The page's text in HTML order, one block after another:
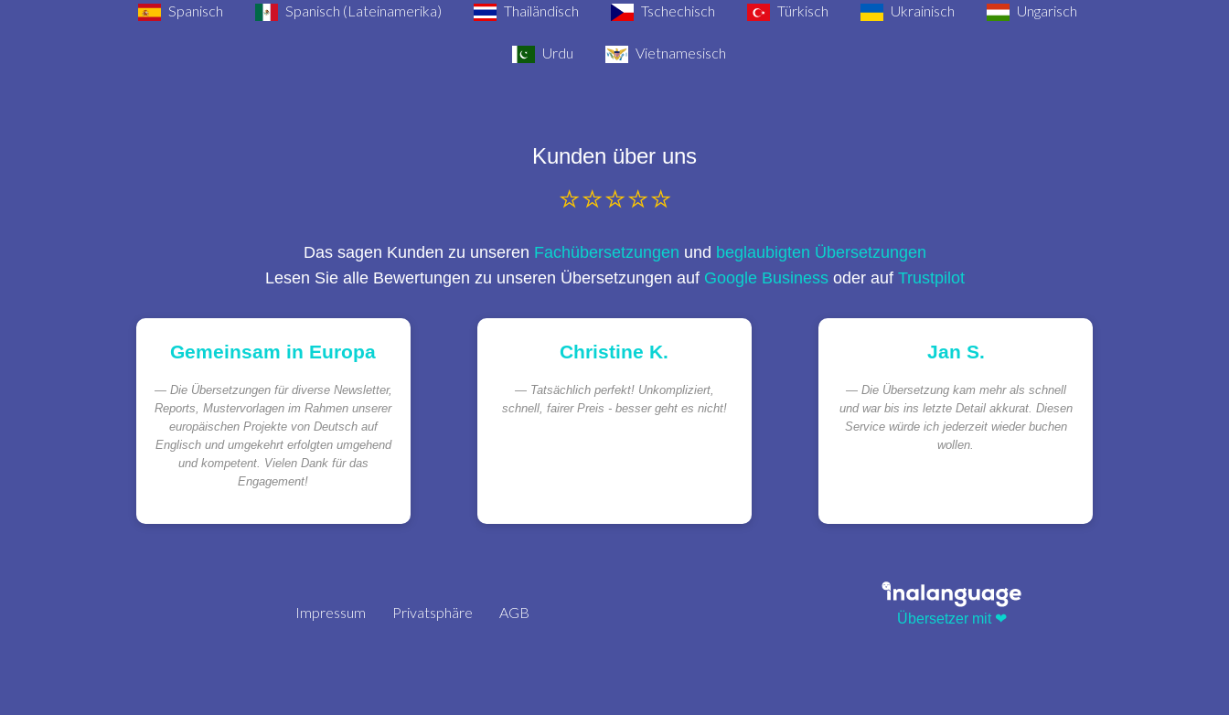
Spanisch Spanisch (Lateinamerika) Thailändisch Tschechisch Türkisch Ukrainisch Ungarisch
Urdu Vietnamesisch
Kunden über uns
⭐⭐⭐⭐⭐
Das sagen Kunden zu unseren Fachübersetzungen und beglaubigten Übersetzungen
Lesen Sie alle Bewertungen zu unseren Übersetzungen auf Google Businessoder auf Trustpilot
Gemeinsam in Europa
Die Übersetzungen für diverse Newsletter,
Reports, Mustervorlagen im Rahmen unserer
europäischen Projekte von Deutsch auf
Englisch und umgekehrt erfolgten umgehend
und kompetent. Vielen Dank für das
Engagement!
Christine K.
Tatsächlich perfekt! Unkompliziert,
schnell, fairer Preis - besser geht es nicht!
Jan S.
Die Übersetzung kam mehr als schnell
und war bis ins letzte Detail akkurat. Diesen
Service würde ich jederzeit wieder buchen
wollen.
Impressum Privatsphäre AGB Übersetzer mit ❤